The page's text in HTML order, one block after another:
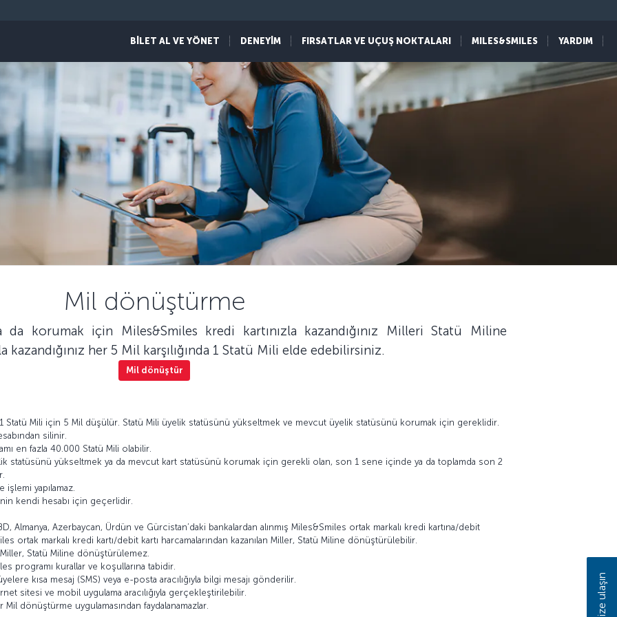
BİLET AL VE YÖNET DENEYİM FIRSATLAR VE UÇUŞ NOKTALARI MILES&SMILES YARDIM
Mil dönüştürme
korumak için Miles&Smiles kredi kartınızla kazandığınız Milleri Statü Miline
her 5 Mil karşılığında 1 Statü Mili elde edebilirsiniz.
Mil dönüştür
Statü Mili için 5 Mil düşülür. Statü Mili üyelik statüsünü yükseltmek ve mevcut üyelik statüsünü korumak için gereklidir.
silinir.
en fazla 40.000 Statü Mili olabilir.
statüsünü yükseltmek ya da mevcut kart statüsünü korumak için gerekli olan, son 1 sene içinde ya da toplamda son 2
işlemi yapılamaz.
kendi hesabı için geçerlidir.
Almanya, Azerbaycan, Ürdün ve Gürcistan’daki bankalardan alınmış Miles&Smiles ortak markalı kredi kartına/debit
ortak markalı kredi kartı/debit kartı harcamalarından kazanılan Miller, Statü Miline dönüştürülebilir.
Statü Miline dönüştürülemez.
programı kurallar ve koşullarına tabidir.
kısa mesaj (SMS) veya e-posta aracılığıyla bilgi mesajı gönderilir.
sitesi ve mobil uygulama aracılığıyla gerçekleştirilebilir.
dönüştürme uygulamasından faydalanamazlar.
Bize ulaşın